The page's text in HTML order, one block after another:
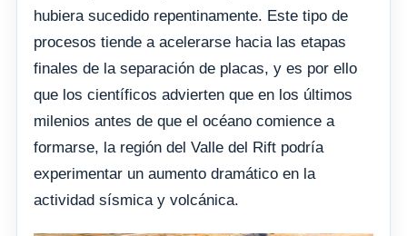
hubiera sucedido repentinamente. Este tipo de
procesos tiende a acelerarse hacia las etapas
finales de la separación de placas, y es por ello
que los científicos advierten que en los últimos
milenios antes de que el océano comience a
formarse, la región del Valle del Rift podría
experimentar un aumento dramático en la
actividad sísmica y volcánica.